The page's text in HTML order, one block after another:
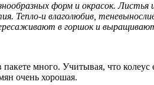
форм и окрасок.
Тепло-и влаголюбив,
в горшок и
много. Учитывая, что колеус
очень хорошая.